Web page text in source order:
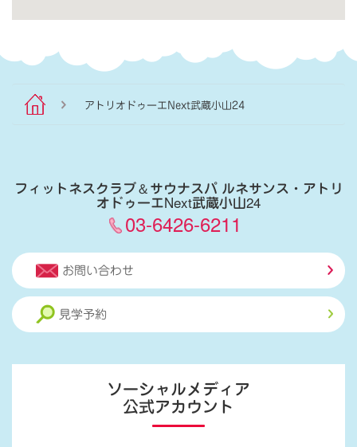
アトリオドゥーエNext武蔵小山24
フィットネスクラブ＆サウナスパ ルネサンス・アトリ
オドゥーエNext武蔵小山24
03-6426-6211
お問い合わせ
見学予約
ソーシャルメディア
公式アカウント